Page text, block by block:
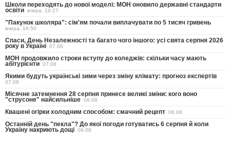
Школи переходять до нової моделі: МОН оновило державні стандарти
освіти вчера, 19:27
"Пакунок школяра": сім'ям почали виплачувати по 5 тисяч гривень
вчера, 18:50
Спаси, День Незалежності та багато чого іншого: усі свята серпня 2026
року в Україні 07.08
МОН продовжило строки вступу до коледжів: скільки часу мають
абітурієнти 07.08
Якими будуть українські зими через зміну клімату: прогноз експертів
07.08
Місячне затемнення 28 серпня принесе великі зміни: кого воно
"струсоне" найсильніше 06.08
Квашені огірки холодним способом: смачний рецепт 06.08
Останній день "пекла"? До якої погоди готуватись 6 серпня й коли
Україну накриють дощі 06.08